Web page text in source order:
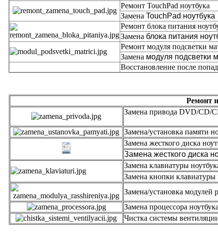
Ремонт TouchPad ноутбука
Замена TouchPad ноутбука
Ремонт блока питания
Замена блока питания
Ремонт модуля подсветки
Замена модуля подсветки
Восстановление после
Ремонт
Замена
Замена/установка памяти
Замена жесткого диска
Замена жесткого диска
Замена клавиатуры
Замена кнопки клавиатуры
Замена/установка
Замена процессора
Чистка системы